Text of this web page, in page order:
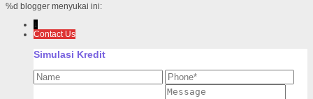
%d blogger menyukai ini:
↓
Contact Us
Simulasi Kredit